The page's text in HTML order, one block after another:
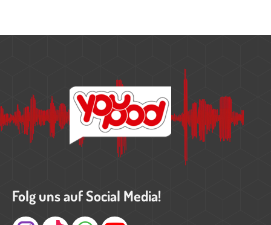
Folg uns auf Social Media!